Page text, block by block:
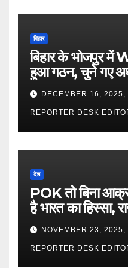
बिहार
बिहार के भोजपुर में
हुआ गठन, चुने गए
DECEMBER 16, 2025,
REPORTER DESK
देश
POK तो बिना
है भारत का हिस्सा,
लेकर कही बड़ी
NOVEMBER 23, 2025,
REPORTER DESK